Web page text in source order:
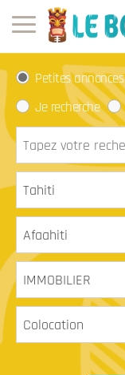
Petites annonces
Je recherche